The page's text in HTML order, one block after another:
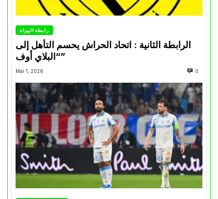
رابطة الهواة
الرابطة الثانية : اتحاد الحراش يحسم التأهل إلى
“البلاي أوف”
Mai 1, 2026 0